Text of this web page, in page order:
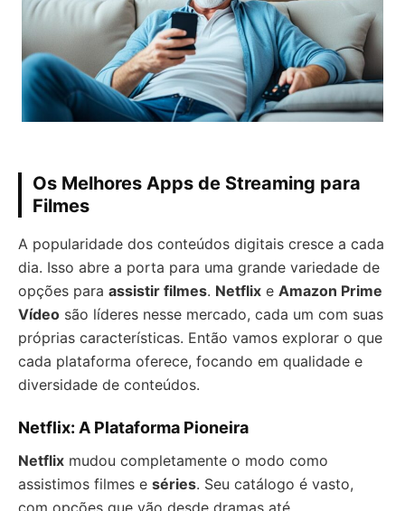
Os Melhores Apps de Streaming para
Filmes
A popularidade dos conteúdos digitais cresce a cada
dia. Isso abre a porta para uma grande variedade de
opções para assistir filmes. Netflix e Amazon Prime
Vídeo são líderes nesse mercado, cada um com suas
próprias características. Então vamos explorar o que
cada plataforma oferece, focando em qualidade e
diversidade de conteúdos.
Netflix: A Plataforma Pioneira
Netflix mudou completamente o modo como
assistimos filmes e séries. Seu catálogo é vasto,
com opções que vão desde dramas até